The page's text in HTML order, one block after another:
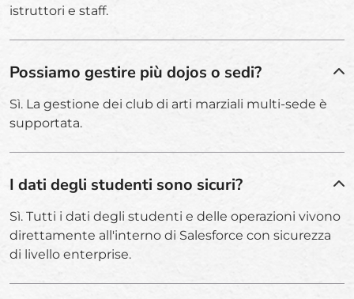
istruttori e staff.
Possiamo gestire più dojos o sedi?
Sì. La gestione dei club di arti marziali multi-sede è
supportata.
I dati degli studenti sono sicuri?
Sì. Tutti i dati degli studenti e delle operazioni vivono
direttamente all'interno di Salesforce con sicurezza
di livello enterprise.